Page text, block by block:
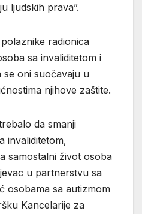
ljudskih prava”.
radionica
sa invaliditetom i
se oni suočavaju u
njihove zaštite.
da smanji
invaliditetom,
samostalni život osoba
u partnerstvu sa
osobama sa autizmom
Kancelarije za